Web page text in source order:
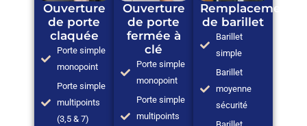
Ouverture
de porte
claquée
Porte simple
monopoint
Porte simple
multipoints
(3,5 & 7)
Ouverture
de porte
fermée à
clé
Porte simple
monopoint
Porte simple
multipoints
Remplacement
de barillet
Barillet
simple
Barillet
moyenne
sécurité